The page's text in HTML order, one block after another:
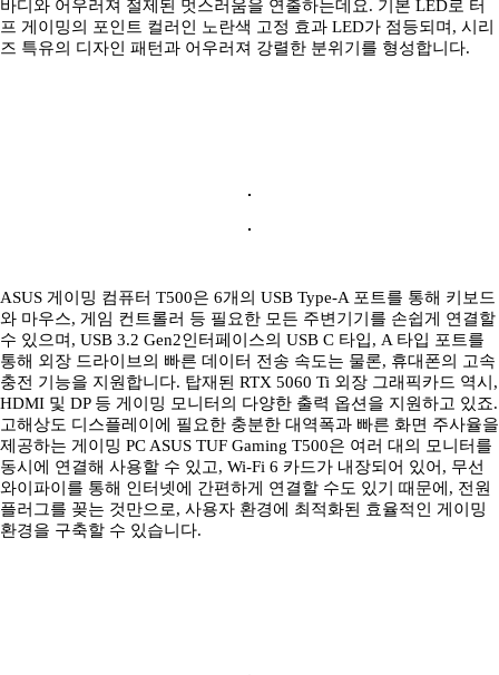
바디와 어우러져 절제된 멋스러움을 연출하는데요. 기본 LED로 터
프 게이밍의 포인트 컬러인 노란색 고정 효과 LED가 점등되며, 시리
즈 특유의 디자인 패턴과 어우러져 강렬한 분위기를 형성합니다.
ASUS 게이밍 컴퓨터 T500은 6개의 USB Type-A 포트를 통해 키보드
와 마우스, 게임 컨트롤러 등 필요한 모든 주변기기를 손쉽게 연결할
수 있으며, USB 3.2 Gen2인터페이스의 USB C 타입, A 타입 포트를
통해 외장 드라이브의 빠른 데이터 전송 속도는 물론, 휴대폰의 고속
충전 기능을 지원합니다. 탑재된 RTX 5060 Ti 외장 그래픽카드 역시,
HDMI 및 DP 등 게이밍 모니터의 다양한 출력 옵션을 지원하고 있죠.
고해상도 디스플레이에 필요한 충분한 대역폭과 빠른 화면 주사율을
제공하는 게이밍 PC ASUS TUF Gaming T500은 여러 대의 모니터를
동시에 연결해 사용할 수 있고, Wi-Fi 6 카드가 내장되어 있어, 무선
와이파이를 통해 인터넷에 간편하게 연결할 수도 있기 때문에, 전원
플러그를 꽂는 것만으로, 사용자 환경에 최적화된 효율적인 게이밍
환경을 구축할 수 있습니다.